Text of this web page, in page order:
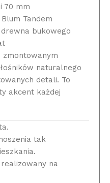
70 mm
Tandem
bukowego
zmontowanym
naturalnego
detali. To
akcent każdej
tak
na